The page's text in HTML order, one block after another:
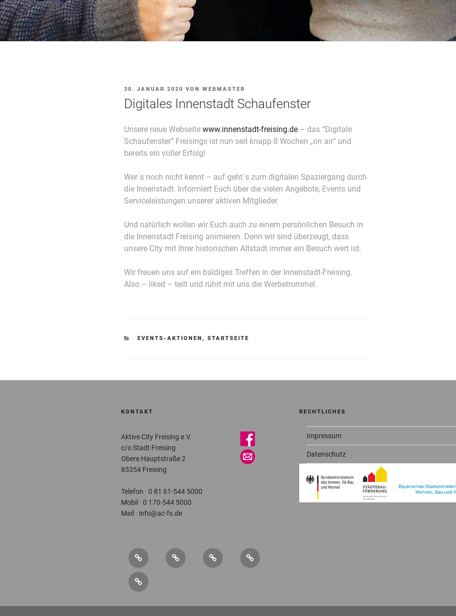
VERÖFFENTLICHT
30. JANUAR 2020 VON WEBMASTER
Digitales Innenstadt Schaufenster
Unsere neue Webseite www.innenstadt-freising.de– das “Digitale
Schaufenster” Freisings ist nun seit knapp 8 Wochen „on air“ und
bereits ein voller Erfolg!
Wer´s noch nicht kennt – auf geht´s zum digitalen Spaziergang durch
die Innenstadt. Informiert Euch über die vielen Angebote, Events und
Serviceleistungen unserer aktiven Mitglieder.
Und natürlich wollen wir Euch auch zu einem persönlichen Besuch in
die Innenstadt Freising animieren. Denn wir sind überzeugt, dass
unsere City mit ihrer historischen Altstadt immer ein Besuch wert ist.
Wir freuen uns auf ein baldiges Treffen in der Innenstadt-Freising.
Also – liked – teilt und rührt mit uns die Werbetrommel.
KATEGORIEN
EVENTS-AKTIONEN,STARTSEITE
KONTAKT
Aktive City Freising e.V.
c/o Stadt Freising
Obere Hauptstraße 2
85354 Freising
Telefon · 0 81 61-544 5000
Mobil · 0 170-544 5000
Mail · info@ac-fs.de
RECHTLICHES
Impressum
Datenschutz
Über
uns
Service Newsletter Mitglied
werden
Kontakt